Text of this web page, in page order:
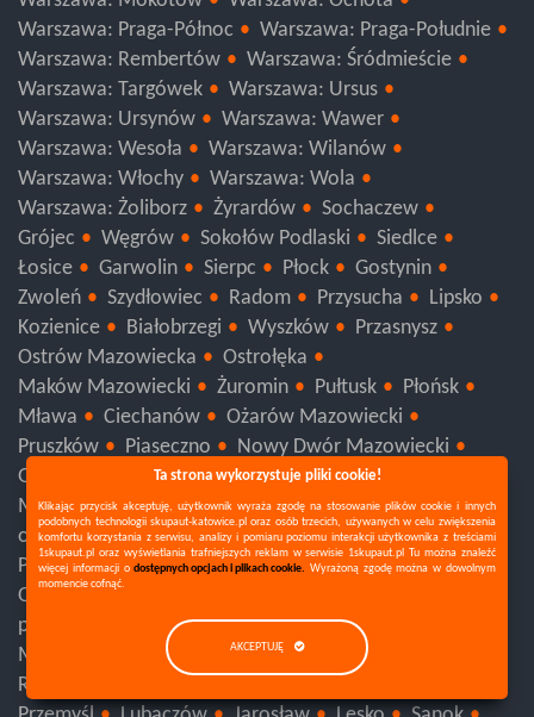
Warszawa: Białołęka
Warszawa: Bielany
Warszawa: Mokotów
Warszawa: Ochota
Warszawa: Praga-Północ
Warszawa: Praga-Południe
Warszawa: Rembertów
Warszawa: Śródmieście
Warszawa: Targówek
Warszawa: Ursus
Warszawa: Ursynów
Warszawa: Wawer
Warszawa: Wesoła
Warszawa: Wilanów
Warszawa: Włochy
Warszawa: Wola
Warszawa: Żoliborz
Żyrardów
Sochaczew
Grójec
Węgrów Sokołów Podlaski
Siedlce
Łosice
Garwolin Sierpc Płock
Gostynin
Zwoleń
Szydłowiec Radom Przysucha
Lipsko
Kozienice
Białobrzegi Wyszków
Ostrów Mazowiecka
Ostrołęka
Maków Mazowiecki
Żuromin Pułtusk
Mława
Ciechanów
Ożarów Mazowiecki
Pruszków
Nowy Dwór Mazowiecki
Grodzisk Mazowiecki
Wołomin
Otwock
Mińsk Mazowiecki
Legionowo
Warszawa
opolskie
Brzeg Głubczyce Namysłów
Nysa
Prudnik
Olesno
Strzelce Opolskie
Opole
podkarpackie
Tarnobrzeg Stalowa Wola
Mielec
Leżajsk Dębica Strzyżów
Rzeszów
Ta strona wykorzystuje pliki cookie!
Klikając przycisk akceptuję, użytkownik wyraża zgodę na stosowanie plików cookie i innych
podobnych technologii skupaut-katowice.pl oraz osób trzecich, używanych w celu zwiększenia
komfortu korzystania z serwisu, analizy i pomiaru poziomu interakcji użytkownika z treściami
1skupaut.pl oraz wyświetlania trafniejszych reklam w serwisie 1skupaut.pl Tu można znaleźć
więcej informacji odostępnych opcjach i plikach cookie. Wyrażoną zgodę można w dowolnym
momencie cofnąć.
AKCEPTUJĘ